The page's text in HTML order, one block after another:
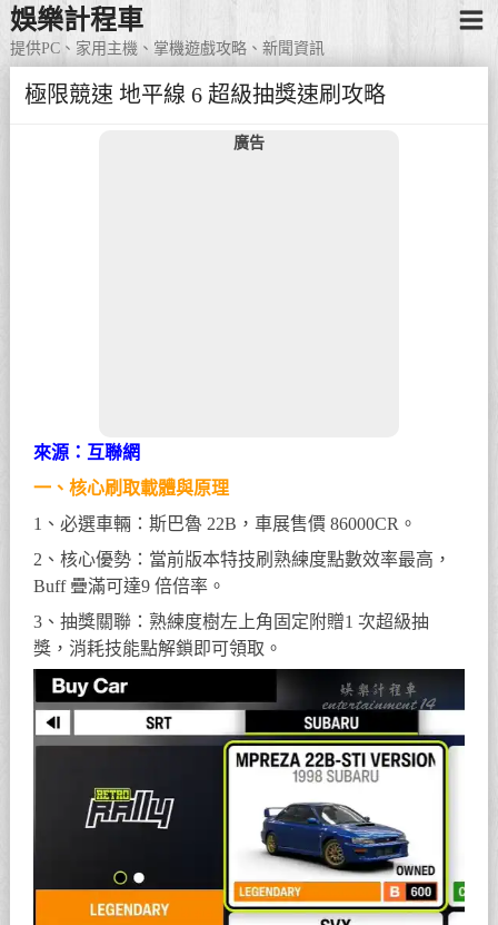
娛樂計程車
提供PC、家用主機、掌機遊戲攻略、新聞資訊
極限競速 地平線 6 超級抽獎速刷攻略
廣告
來源：互聯網
一、核心刷取載體與原理
1、必選車輛：斯巴魯 22B，車展售價 86000CR。
2、核心優勢：當前版本特技刷熟練度點數效率最高，
Buff 疊滿可達9 倍倍率。
3、抽獎關聯：熟練度樹左上角固定附贈1 次超級抽
獎，消耗技能點解鎖即可領取。